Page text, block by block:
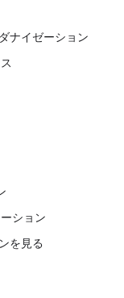
ナイゼーション
ション
を見る